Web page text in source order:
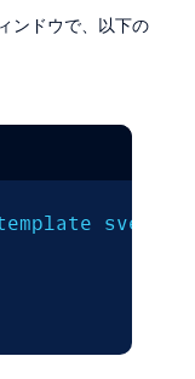
ンドウで、以下の